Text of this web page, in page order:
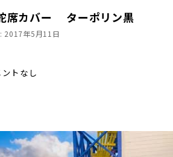
席カバー ターポリン黒
2017年5月11日
ントなし